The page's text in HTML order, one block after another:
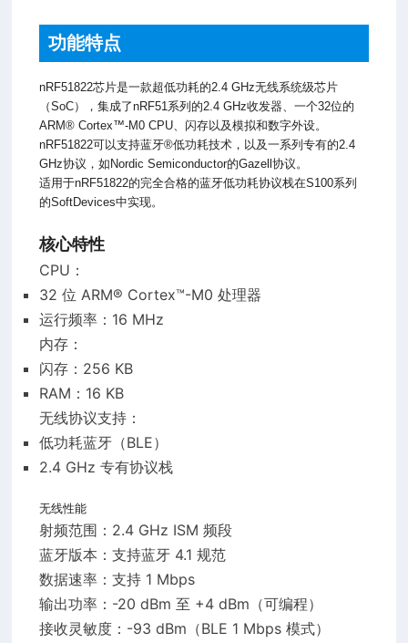
功能特点
nRF51822芯片是一款超低功耗的2.4 GHz无线系统级芯片
（SoC），集成了nRF51系列的2.4 GHz收发器、一个32位的
ARM® Cortex™-M0 CPU、闪存以及模拟和数字外设。
nRF51822可以支持蓝牙®低功耗技术，以及一系列专有的2.4
GHz协议，如Nordic Semiconductor的Gazell协议。
适用于nRF51822的完全合格的蓝牙低功耗协议栈在S100系列
的SoftDevices中实现。
核心特性
CPU：
32 位 ARM® Cortex™-M0 处理器
运行频率：16 MHz
内存：
闪存：256 KB
RAM：16 KB
无线协议支持：
低功耗蓝牙（BLE）
2.4 GHz 专有协议栈
无线性能
射频范围：2.4 GHz ISM 频段
蓝牙版本：支持蓝牙 4.1 规范
数据速率：支持 1 Mbps
输出功率：-20 dBm 至 +4 dBm（可编程）
接收灵敏度：-93 dBm（BLE 1 Mbps 模式）